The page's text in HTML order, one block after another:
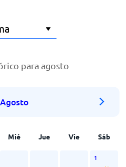
para agosto
Agosto
Mié Jue Vie Sáb
1